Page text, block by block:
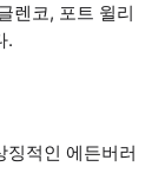
렌코, 포트 윌리
.
적인 에든버러